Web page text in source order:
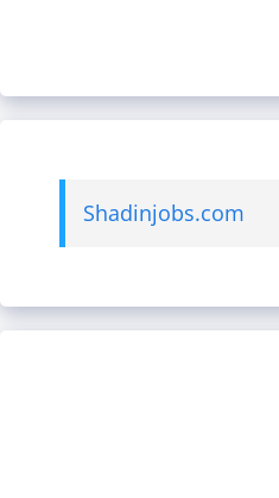
Shadinjobs.com